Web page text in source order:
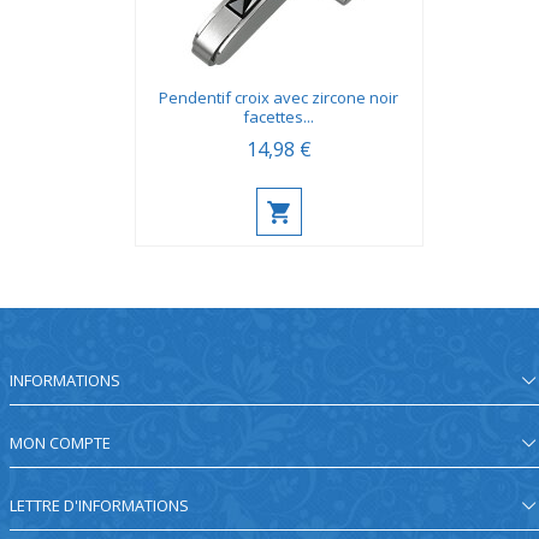
Pendentif croix avec zircone noir
facettes...
14,98 €
INFORMATIONS
MON COMPTE
LETTRE D'INFORMATIONS